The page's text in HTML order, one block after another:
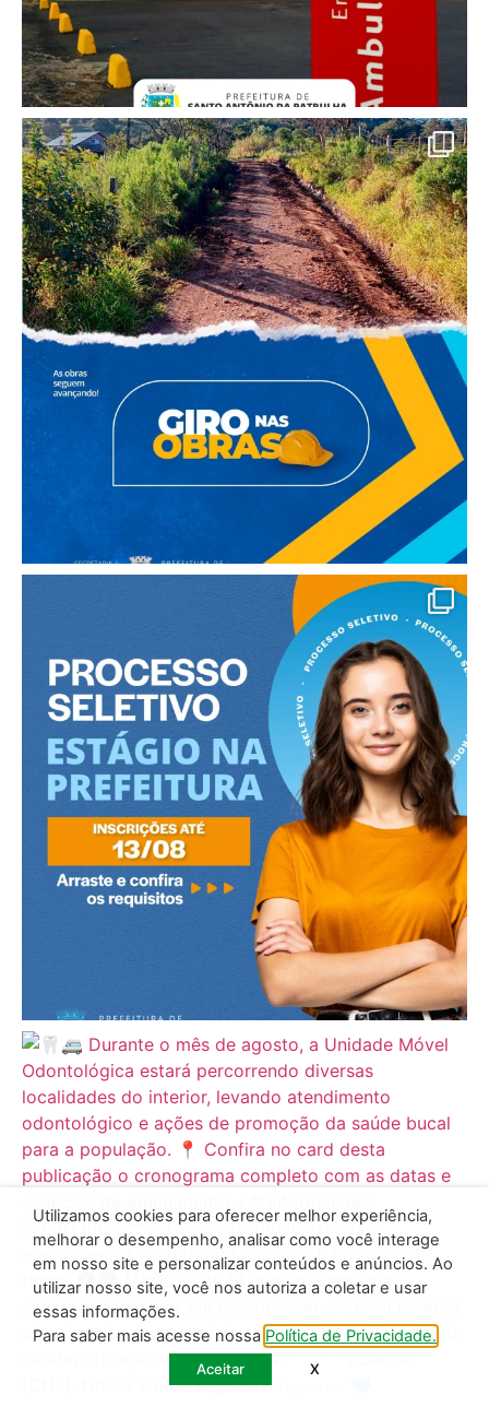
Utilizamos cookies para oferecer melhor experiência,
melhorar o desempenho, analisar como você interage
em nosso site e personalizar conteúdos e anúncios. Ao
utilizar nosso site, você nos autoriza a coletar e usar
essas informações.
Para saber mais acesse nossa Política de Privacidade.
Aceitar X